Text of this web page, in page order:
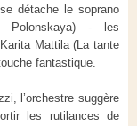
détache le soprano
Polonskaya) - les
Mattila (La tante
fantastique.
l’orchestre suggère
les rutilances de